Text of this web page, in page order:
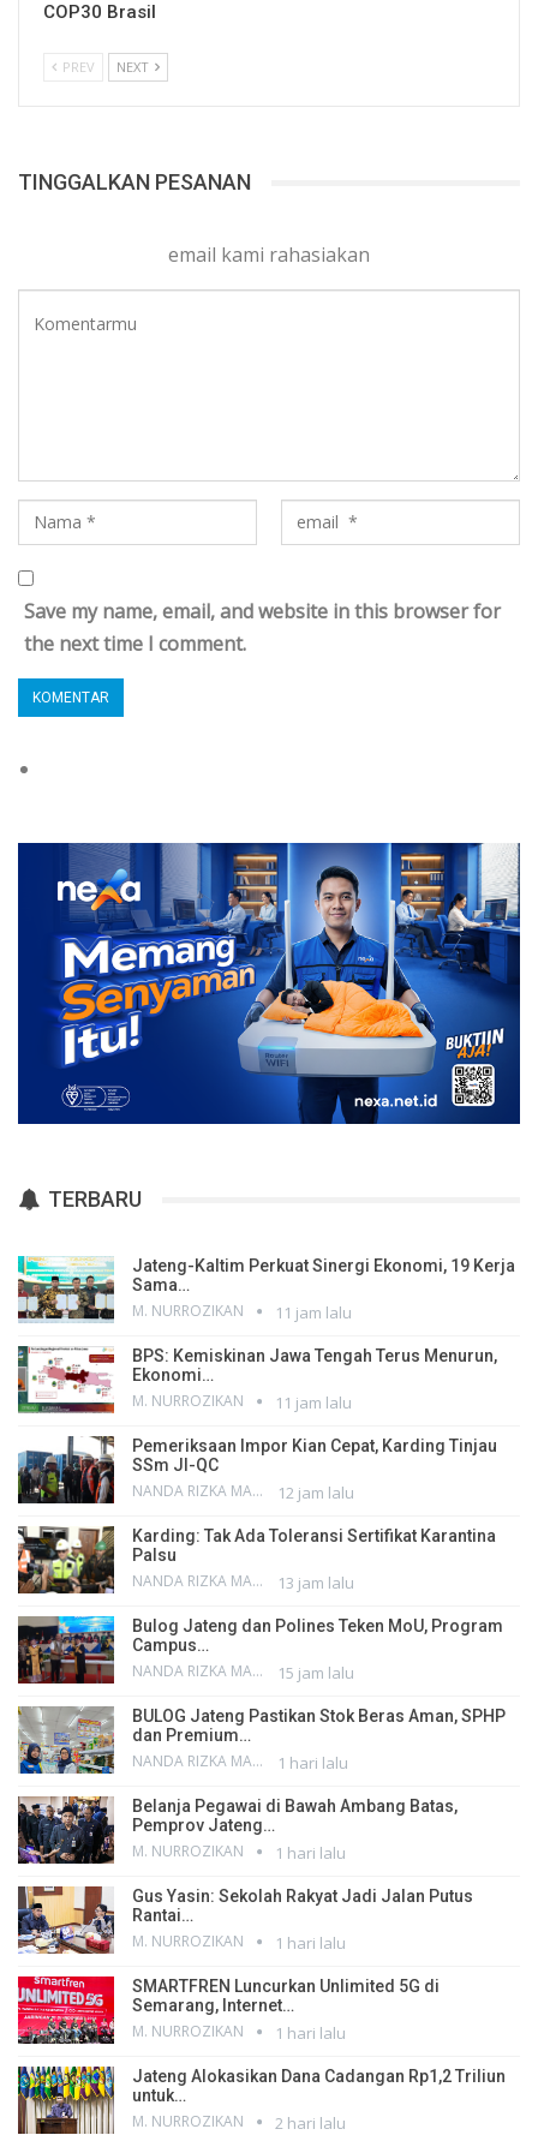
COP30 Brasil
PREV NEXT
TINGGALKAN PESANAN
email kami rahasiakan
Save my name, email, and website in this browser for
the next time I comment.
TERBARU
Jateng-Kaltim Perkuat Sinergi Ekonomi, 19 Kerja
Sama…
M. NURROZIKAN 11 jam lalu
BPS: Kemiskinan Jawa Tengah Terus Menurun,
Ekonomi…
M. NURROZIKAN 11 jam lalu
Pemeriksaan Impor Kian Cepat, Karding Tinjau
SSm JI-QC
NANDA RIZKA MAHENDRA 12 jam lalu
Karding: Tak Ada Toleransi Sertifikat Karantina
Palsu
NANDA RIZKA MAHENDRA 13 jam lalu
Bulog Jateng dan Polines Teken MoU, Program
Campus…
NANDA RIZKA MAHENDRA 15 jam lalu
BULOG Jateng Pastikan Stok Beras Aman, SPHP
dan Premium…
NANDA RIZKA MAHENDRA 1 hari lalu
Belanja Pegawai di Bawah Ambang Batas,
Pemprov Jateng…
M. NURROZIKAN 1 hari lalu
Gus Yasin: Sekolah Rakyat Jadi Jalan Putus
Rantai…
M. NURROZIKAN 1 hari lalu
SMARTFREN Luncurkan Unlimited 5G di
Semarang, Internet…
M. NURROZIKAN 1 hari lalu
Jateng Alokasikan Dana Cadangan Rp1,2 Triliun
untuk…
M. NURROZIKAN 2 hari lalu